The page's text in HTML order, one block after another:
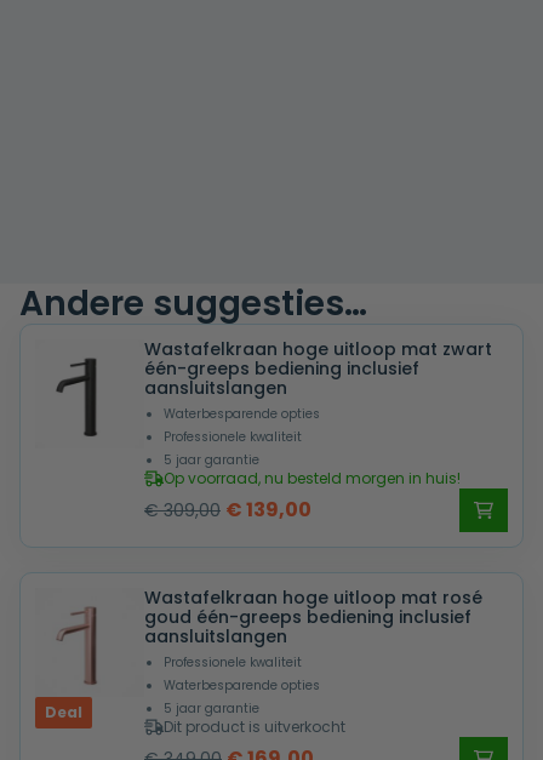
Andere suggesties…
Wastafelkraan hoge uitloop mat zwart
één-greeps bediening inclusief
aansluitslangen
Waterbesparende opties
Professionele kwaliteit
5 jaar garantie
Op voorraad, nu besteld morgen in huis!
€309,00 Oorspronkelijke
was:
€ 309,00.
€139,00
is:
€ 139,00.
Wastafelkraan hoge uitloop mat rosé
goud één-greeps bediening inclusief
aansluitslangen
Professionele kwaliteit
Waterbesparende opties
5 jaar garantie
Dit product is uitverkocht
Deal